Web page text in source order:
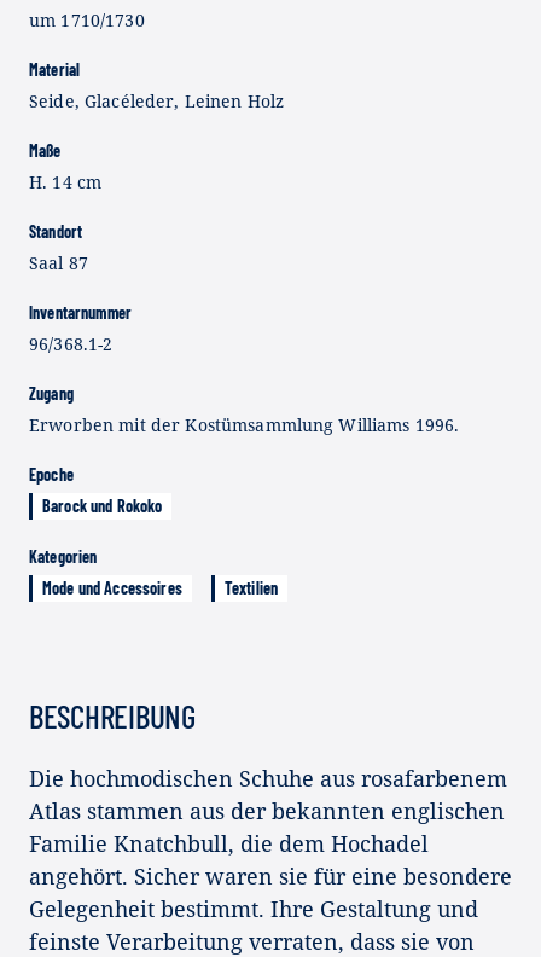
um 1710/1730
Material
Seide, Glacéleder, Leinen Holz
Maße
H. 14 cm
Standort
Saal 87
Inventarnummer
96/368.1-2
Zugang
Erworben mit der Kostümsammlung Williams 1996.
Epoche
Barock und Rokoko
Kategorien
Mode und Accessoires
Textilien
BESCHREIBUNG
Die hochmodischen Schuhe aus rosafarbenem
Atlas stammen aus der bekannten englischen
Familie Knatchbull, die dem Hochadel
angehört. Sicher waren sie für eine besondere
Gelegenheit bestimmt. Ihre Gestaltung und
feinste Verarbeitung verraten, dass sie von